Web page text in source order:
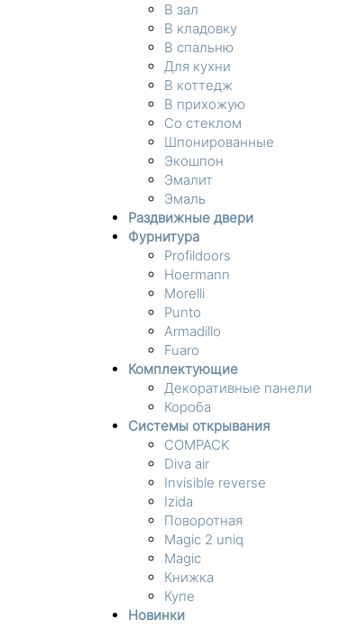
В зал
В кладовку
В спальню
Для кухни
В коттедж
В прихожую
Со стеклом
Шпонированные
Экошпон
Эмалит
Эмаль
Раздвижные двери
Фурнитура
Profildoors
Hoermann
Morelli
Punto
Armadillo
Fuaro
Комплектующие
Декоративные панели
Короба
Системы открывания
COMPACK
Diva air
Invisible reverse
Izida
Поворотная
Magic 2 uniq
Magic
Книжка
Купе
Новинки